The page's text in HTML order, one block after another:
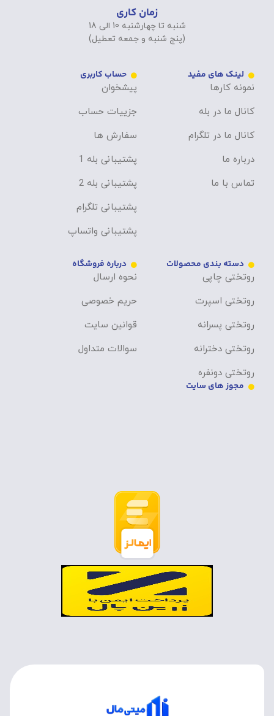
زمان کاری
شنبه تا چهارشنبه 10 الی 18
(پنج شنبه و جمعه تعطیل)
لینک های مفید
نمونه کارها
کانال ما در بله
کانال ما در تلگرام
درباره ما
تماس با ما
حساب کاربری
پیشخوان
جزییات حساب
سفارش ها
پشتیبانی بله 1
پشتیبانی بله 2
پشتیبانی تلگرام
پشتیبانی واتساپ
دسته بندی محصولات
روتختی چاپی
روتختی اسپرت
روتختی پسرانه
روتختی دخترانه
روتختی دونفره
درباره فروشگاه
نحوه ارسال
حریم خصوصی
قوانین سایت
سوالات متداول
مجوز های سایت